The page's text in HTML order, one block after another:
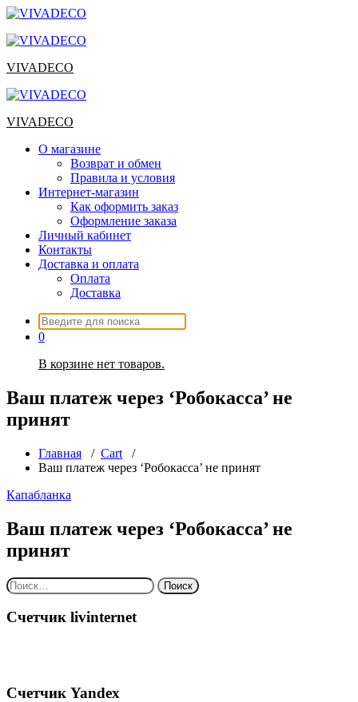
Перейти
содержимому
VIVADECO
VIVADECO
О магазине
Возврат и обмен
Правила и условия
Интернет-магазин
Как оформить заказ
Оформление заказа
Личный кабинет
Контакты
Доставка и оплата
Оплата
Доставка
Искать:
0
В корзине нет товаров.
Ваш платеж через ‘Робокасса’ не
принят
Главная / Cart /
Ваш платеж через ‘Робокасса’ не принят
Капабланка
Ваш платеж через ‘Робокасса’ не
принят
Найти:
Счетчик livinternet
Счетчик Yandex